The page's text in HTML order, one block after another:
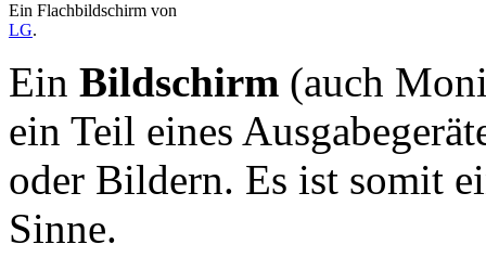
Ein Flachbildschirm von
LG.
Ein Bildschirm (auch
ein Teil eines
oder Bildern. Es ist somit
Sinne.